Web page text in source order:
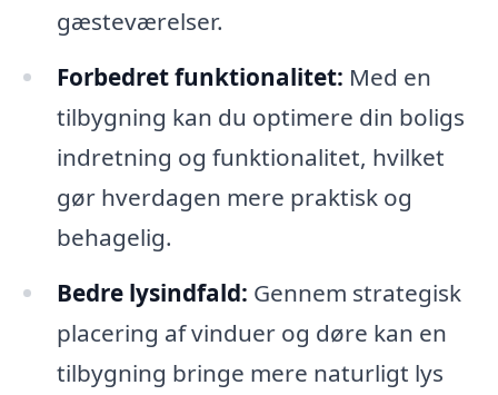
gæsteværelser.
Forbedret funktionalitet: Med en
tilbygning kan du optimere din boligs
indretning og funktionalitet, hvilket
gør hverdagen mere praktisk og
behagelig.
Bedre lysindfald: Gennem strategisk
placering af vinduer og døre kan en
tilbygning bringe mere naturligt lys